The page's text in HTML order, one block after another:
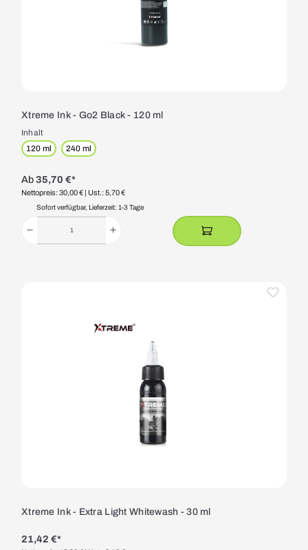
Xtreme Ink - Go2 Black - 120 ml
Inhalt
120 ml
240 ml
Ab35,70 €*
Nettopreis: 30,00 € | Ust.: 5,70 €
Sofort verfügbar, Lieferzeit: 1-3 Tage
Xtreme Ink - Extra Light Whitewash - 30 ml
21,42 €*